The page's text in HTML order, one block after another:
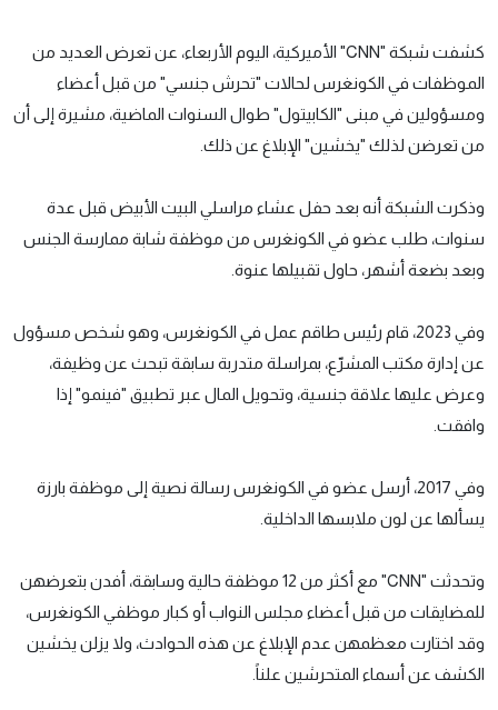
كشفت شبكة "CNN" الأميركية، اليوم الأربعاء، عن تعرض العديد من
الموظفات في الكونغرس لحالات "تحرش جنسي" من قبل أعضاء
ومسؤولين في مبنى "الكابيتول" طوال السنوات الماضية، مشيرة إلى أن
من تعرضن لذلك "يخشين" الإبلاغ عن ذلك.
وذكرت الشبكة أنه بعد حفل عشاء مراسلي البيت الأبيض قبل عدة
سنوات، طلب عضو في الكونغرس من موظفة شابة ممارسة الجنس
وبعد بضعة أشهر، حاول تقبيلها عنوة.
وفي 2023، قام رئيس طاقم عمل في الكونغرس، وهو شخص مسؤول
عن إدارة مكتب المشرّع، بمراسلة متدربة سابقة تبحث عن وظيفة،
وعرض عليها علاقة جنسية، وتحويل المال عبر تطبيق "فينمو" إذا
وافقت.
وفي 2017، أرسل عضو في الكونغرس رسالة نصية إلى موظفة بارزة
يسألها عن لون ملابسها الداخلية.
وتحدثت "CNN" مع أكثر من 12 موظفة حالية وسابقة، أفدن بتعرضهن
للمضايقات من قبل أعضاء مجلس النواب أو كبار موظفي الكونغرس،
وقد اختارت معظمهن عدم الإبلاغ عن هذه الحوادث، ولا يزلن يخشين
الكشف عن أسماء المتحرشين علناً.